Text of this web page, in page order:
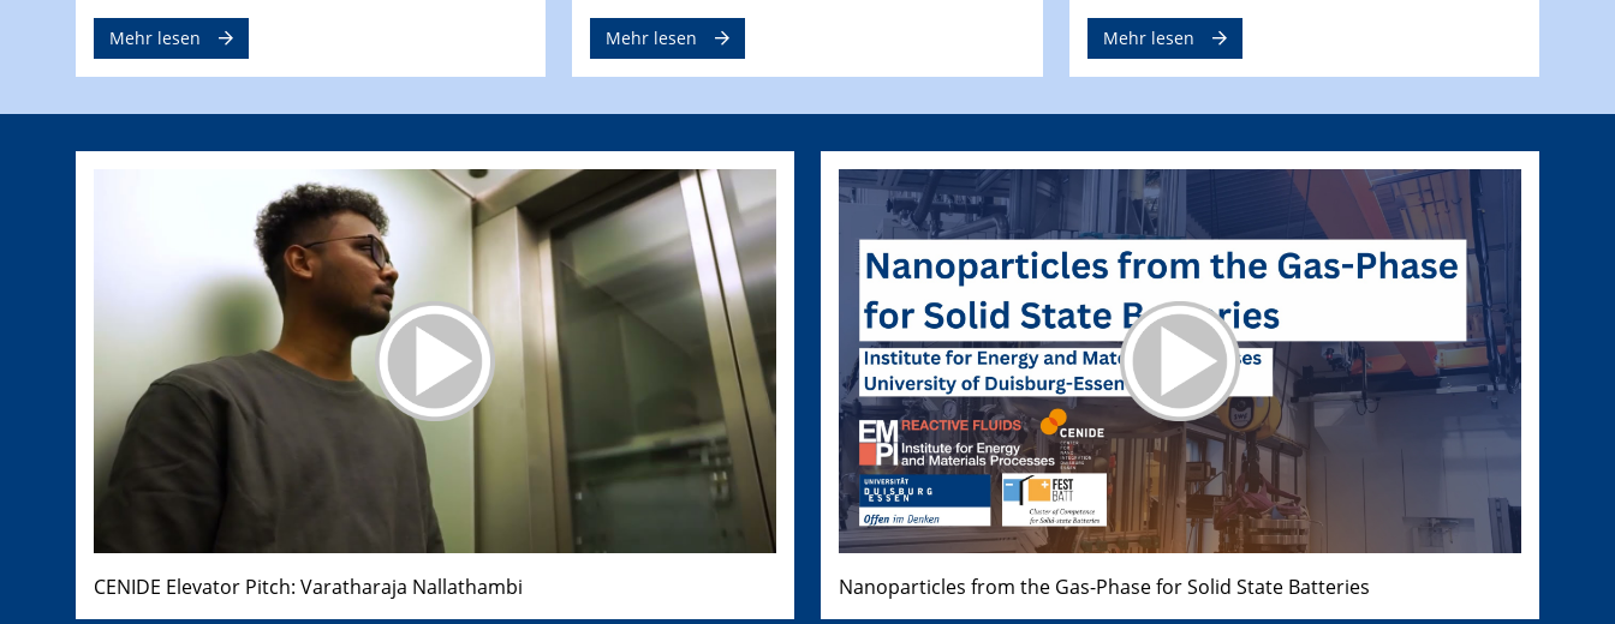
Mehr lesen Mehr lesen Mehr lesen
CENIDE Elevator Pitch: Varatharaja Nallathambi Nanoparticles from the Gas-Phase for Solid State Batteries